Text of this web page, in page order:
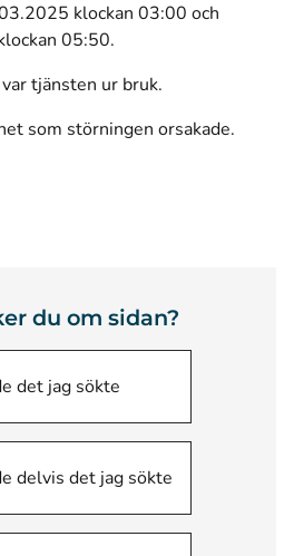
klockan 03:00 och
05:50.
tjänsten ur bruk.
som störningen orsakade.
du om sidan?
det jag sökte
delvis det jag sökte